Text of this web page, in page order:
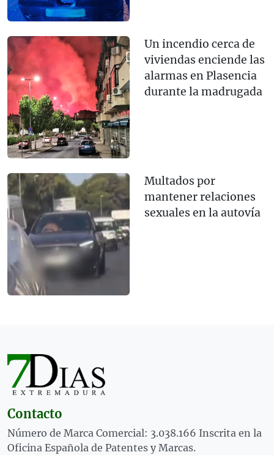
Un incendio cerca de
viviendas enciende las
alarmas en Plasencia
durante la madrugada
Multados por
mantener relaciones
sexuales en la autovía
Contacto
Número de Marca Comercial: 3.038.166 Inscrita en la
Oficina Española de Patentes y Marcas.